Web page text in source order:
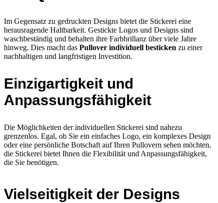
Im Gegensatz zu gedruckten Designs bietet die Stickerei eine
herausragende Haltbarkeit. Gestickte Logos und Designs sind
waschbeständig und behalten ihre Farbbrillanz über viele Jahre
hinweg. Dies macht das Pullover individuell besticken zu einer
nachhaltigen und langfristigen Investition.
Einzigartigkeit und
Anpassungsfähigkeit
Die Möglichkeiten der individuellen Stickerei sind nahezu
grenzenlos. Egal, ob Sie ein einfaches Logo, ein komplexes Design
oder eine persönliche Botschaft auf Ihren Pullovern sehen möchten,
die Stickerei bietet Ihnen die Flexibilität und Anpassungsfähigkeit,
die Sie benötigen.
Vielseitigkeit der Designs